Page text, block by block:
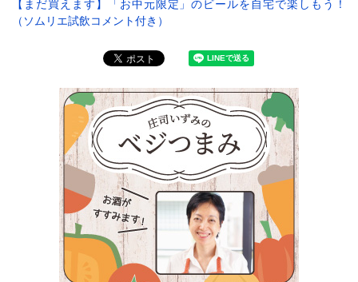
【まだ買えます】「お中元限定」のビールを自宅で楽しもう！
（ソムリエ試飲コメント付き）